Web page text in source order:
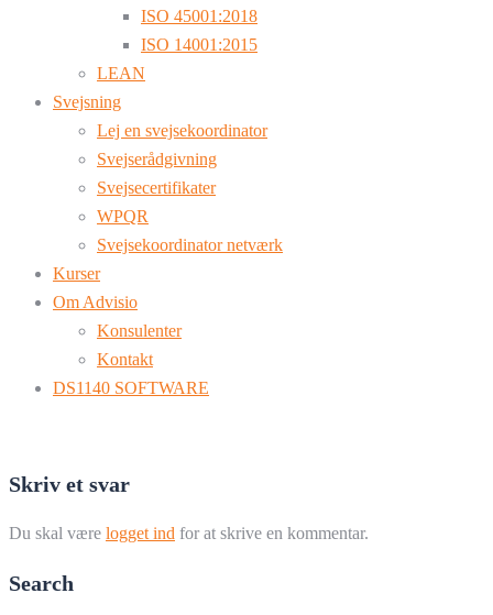
ISO 45001:2018
ISO 14001:2015
LEAN
Svejsning
Lej en svejsekoordinator
Svejserådgivning
Svejsecertifikater
WPQR
Svejsekoordinator netværk
Kurser
Om Advisio
Konsulenter
Kontakt
DS1140 SOFTWARE
Skriv et svar
Du skal være logget ind for at skrive en kommentar.
Search